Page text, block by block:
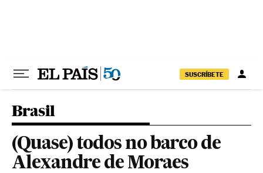
SUSCRÍBETE
Brasil
(Quase) todos no barco de
Alexandre de Moraes